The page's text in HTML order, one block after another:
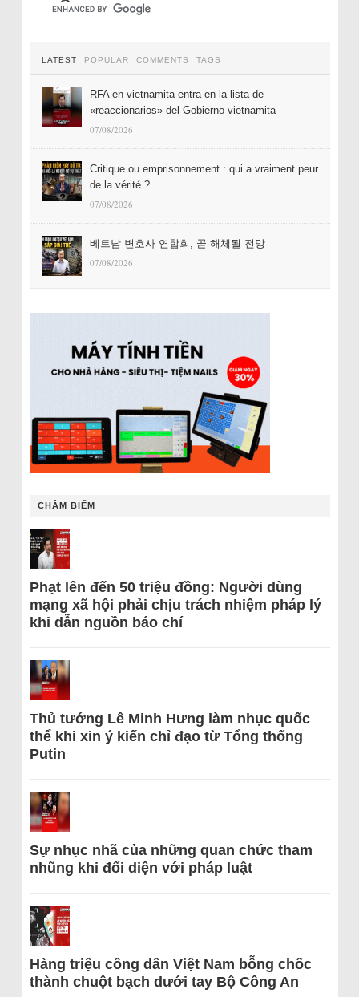
LATEST POPULAR COMMENTS TAGS
RFA en vietnamita entra en la lista de
«reaccionarios» del Gobierno vietnamita
07/08/2026
Critique ou emprisonnement : qui a vraiment peur
de la vérité ?
07/08/2026
베트남 변호사 연합회, 곧 해체될 전망
07/08/2026
CHÂM BIẾM
Phạt lên đến 50 triệu đồng: Người dùng
mạng xã hội phải chịu trách nhiệm pháp lý
khi dẫn nguồn báo chí
Thủ tướng Lê Minh Hưng làm nhục quốc
thể khi xin ý kiến chỉ đạo từ Tổng thống
Putin
Sự nhục nhã của những quan chức tham
nhũng khi đối diện với pháp luật
Hàng triệu công dân Việt Nam bỗng chốc
thành chuột bạch dưới tay Bộ Công An